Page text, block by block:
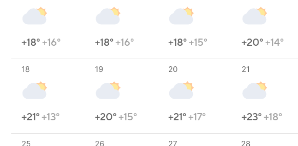
+18°+16° +18°+16° +18°+15° +20°+14°
18
+21°+13°
19
+20°+15°
20
+21°+17°
21
+23°+18°
25 26 27 28